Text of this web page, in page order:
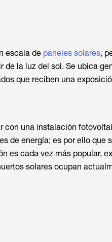
escala de paneles solares,
la luz del sol. Se ubica
que reciben una
con una instalación
de energía; es por ello que
es cada vez más popular,
solares ocupan